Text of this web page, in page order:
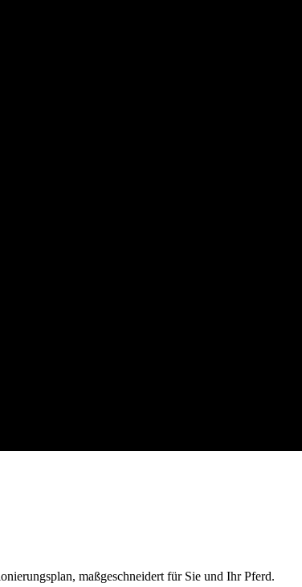
maßgeschneidert für Sie und Ihr Pferd.